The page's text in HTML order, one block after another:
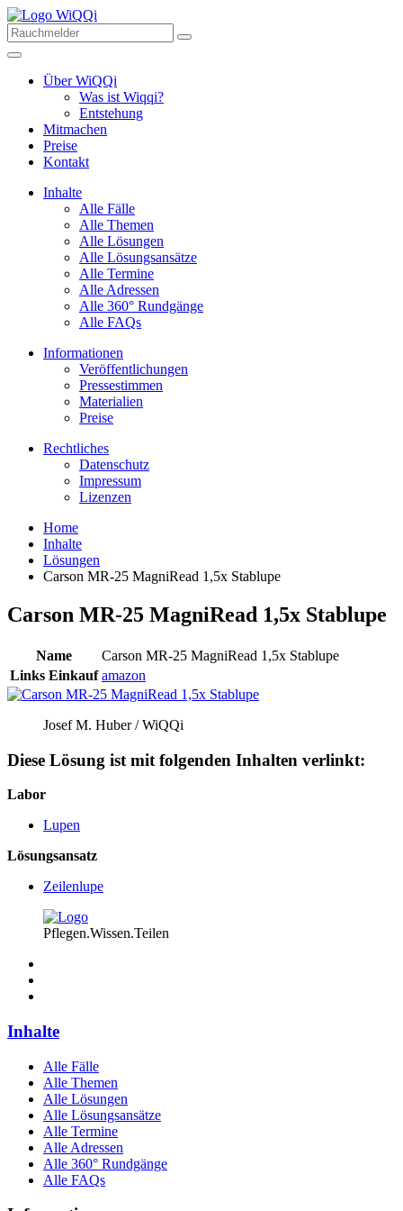
Über WiQQi
Was ist Wiqqi?
Entstehung
Mitmachen
Preise
Kontakt
Inhalte
Alle Fälle
Alle Themen
Alle Lösungen
Alle Lösungsansätze
Alle Termine
Alle Adressen
Alle 360° Rundgänge
Alle FAQs
Informationen
Veröffentlichungen
Pressestimmen
Materialien
Preise
Rechtliches
Datenschutz
Impressum
Lizenzen
Home
Inhalte
Lösungen
Carson MR-25 MagniRead 1,5x Stablupe
Carson MR-25 MagniRead 1,5x Stablupe
Name
Carson MR-25 MagniRead 1,5x Stablupe
Links Einkauf amazon
Josef M. Huber / WiQQi
Diese Lösung ist mit folgenden Inhalten verlinkt:
Labor
Lupen
Lösungsansatz
Zeilenlupe
Pflegen.Wissen.Teilen
Inhalte
Alle Fälle
Alle Themen
Alle Lösungen
Alle Lösungsansätze
Alle Termine
Alle Adressen
Alle 360° Rundgänge
Alle FAQs